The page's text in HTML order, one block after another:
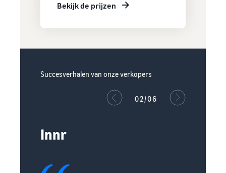
Bekijk de prijzen
Succesverhalen van onze verkopers
02/06
Innr